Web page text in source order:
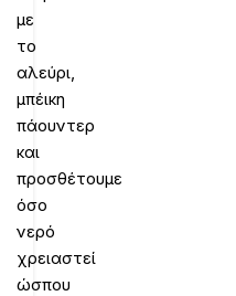
με
το
αλεύρι,
μπέικη
πάουντερ
και
προσθέτουμε
όσο
νερό
χρειαστεί
ώσπου